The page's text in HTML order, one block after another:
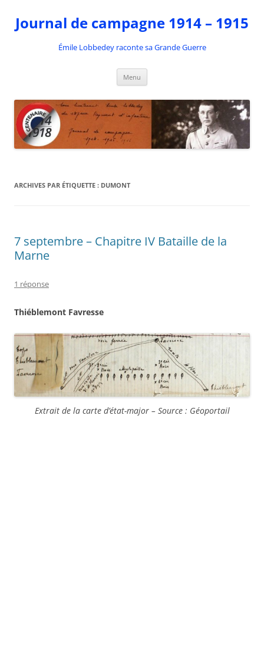
contenu
Journal de campagne 1914 – 1915
Émile Lobbedey raconte sa Grande Guerre
Menu
ARCHIVES PAR ÉTIQUETTE : DUMONT
7 septembre – Chapitre IV Bataille de la
Marne
1 réponse
Thiéblemont Favresse
Extrait de la carte d’état-major – Source : Géoportail